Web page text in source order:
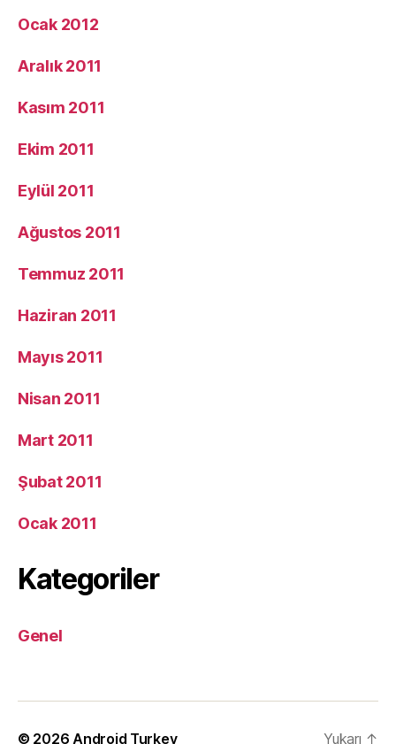
Ocak 2012
Aralık 2011
Kasım 2011
Ekim 2011
Eylül 2011
Ağustos 2011
Temmuz 2011
Haziran 2011
Mayıs 2011
Nisan 2011
Mart 2011
Şubat 2011
Ocak 2011
Kategoriler
Genel
© 2026Android Turkey Yukarı ↑